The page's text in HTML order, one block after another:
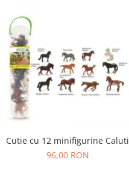
Jucarii cu alfabet
Jucarii cu cifre
Seturi Numberblocks
Jucarii de motricitate
Jucarii fructe si legume
Puzzle-uri
Puzzle clasic
Puzzle incastru
Cutie cu 12 minifigurine Caluti
96,00 RON